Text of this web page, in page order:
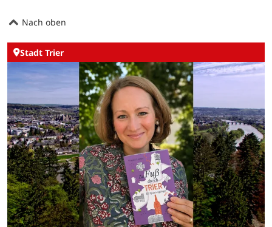
Nach oben
Stadt Trier